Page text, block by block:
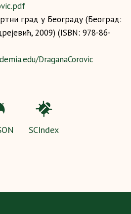
град у Београду (Београд:
2009) (ISBN: 978-86-
DraganaCorovic
SCIndex